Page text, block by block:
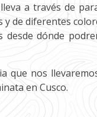
a través de
de diferentes
dónde
que nos
en Cusco.